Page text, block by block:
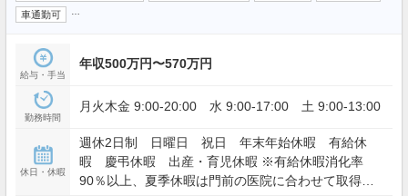
車通勤可
給与・手当
年収500万円〜570万円
勤務時間
月火木金 9:00-20:00 水 9:00-17:00 土 9:00-13:00
休日・休暇
週休2日制 日曜日 祝日 年末年始休暇 有給休
暇 慶弔休暇 出産・育児休暇 ※有給休暇消化率
90％以上、夏季休暇は門前の医院に合わせて取得し